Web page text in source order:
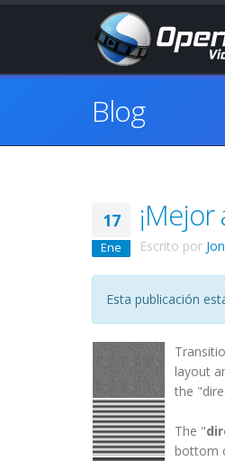
Blog
17
Ene Escrito por
Esta publicación
layout
the
The "
bottom